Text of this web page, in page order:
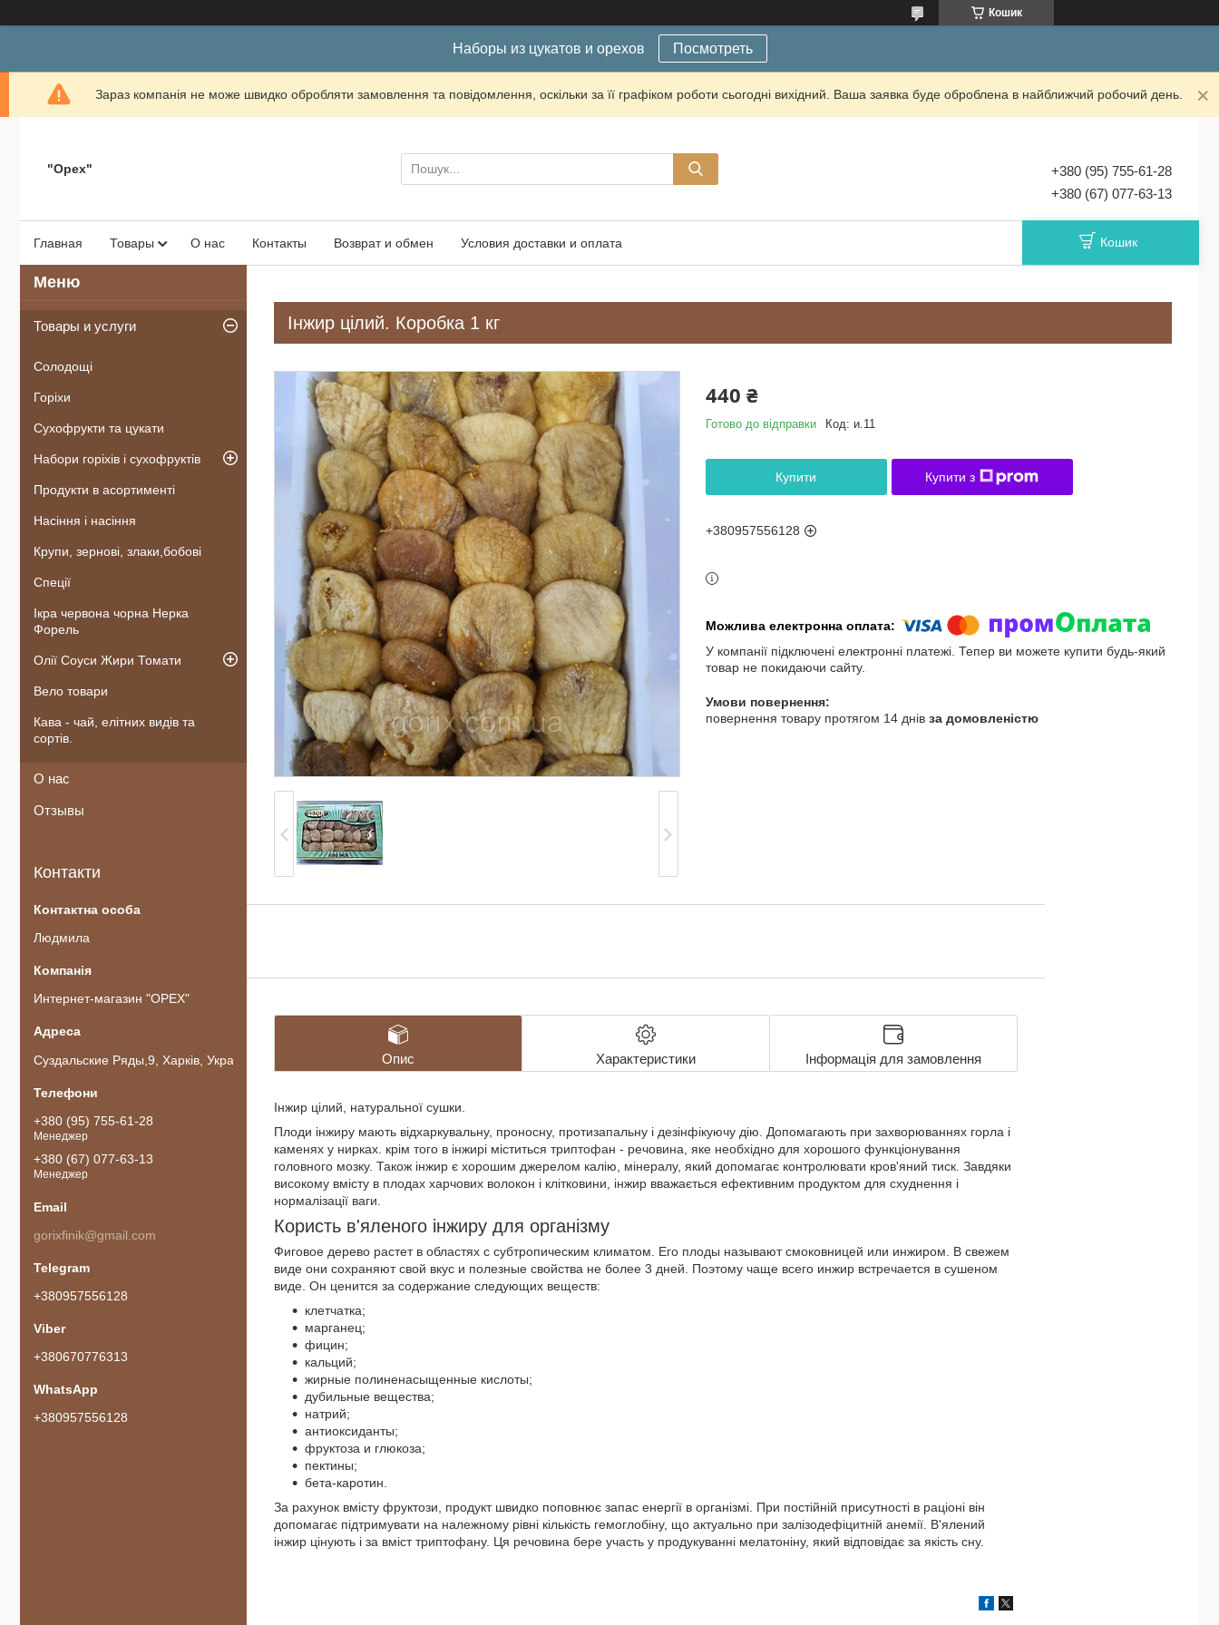
Кошик
Наборы из цукатов и орехов Посмотреть
Зараз компанія не може швидко обробляти замовлення та повідомлення, оскільки за її графіком роботи сьогодні вихідний. Ваша заявка буде оброблена в найближчий робочий день.
"Орех"
+380 (95) 755-61-28
+380 (67) 077-63-13
Главная Товары О нас Контакты Возврат и обмен Условия доставки и оплата Кошик
Інжир цілий. Коробка 1 кг
440 ₴
Готово до відправки Код: и.11
Купити Купити з
+380957556128
У компанії підключені електронні платежі. Тепер ви можете купити будь-який
товар не покидаючи сайту.
повернення товару протягом 14 днів за домовленістю
Опис Характеристики Інформація для замовлення
Інжир цілий, натуральної сушки.
Плоди інжиру мають відхаркувальну, проносну, протизапальну і дезінфікуючу дію. Допомагають при захворюваннях горла і
каменях у нирках. крім того в інжирі міститься триптофан - речовина, яке необхідно для хорошого функціонування
головного мозку. Також інжир є хорошим джерелом калію, мінералу, який допомагає контролювати кров'яний тиск. Завдяки
високому вмісту в плодах харчових волокон і клітковини, інжир вважається ефективним продуктом для схуднення і
нормалізації ваги.
Користь в'яленого інжиру для організму
Фиговое дерево растет в областях с субтропическим климатом. Его плоды называют смоковницей или инжиром. В свежем
виде они сохраняют свой вкус и полезные свойства не более 3 дней. Поэтому чаще всего инжир встречается в сушеном
виде. Он ценится за содержание следующих веществ:
клетчатка;
марганец;
фицин;
кальций;
жирные полиненасыщенные кислоты;
дубильные вещества;
натрий;
антиоксиданты;
фруктоза и глюкоза;
пектины;
бета-каротин.
За рахунок вмісту фруктози, продукт швидко поповнює запас енергії в організмі. При постійній присутності в раціоні він
допомагає підтримувати на належному рівні кількість гемоглобіну, що актуально при залізодефіцитній анемії. В'ялений
інжир цінують і за вміст триптофану. Ця речовина бере участь у продукуванні мелатоніну, який відповідає за якість сну.
Товары и услуги
Солодощі
Горіхи
Сухофрукти та цукати
Набори горіхів і сухофруктів
Продукти в асортименті
Насіння і насіння
Крупи, зернові, злаки,бобові
Спеції
Ікра червона чорна Нерка
Форель
Олії Соуси Жири Томати
Вело товари
Кава - чай, елітних видів та
сортів.
О нас
Отзывы
Контакти
Людмила
Интернет-магазин "ОРЕХ"
Суздальские Ряды,9, Харків, Україна
+380 (95) 755-61-28
Менеджер
+380 (67) 077-63-13
Менеджер
gorixfinik@gmail.com
+380957556128
+380670776313
+380957556128